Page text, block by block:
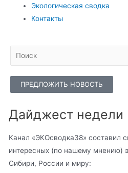
Экологическая сводка
Контакты
ПРЕДЛОЖИТЬ НОВОСТЬ
Дайджест недели
Канал «ЭКОсводка38» составил
интересных (по нашему мнению)
Сибири, России и миру: